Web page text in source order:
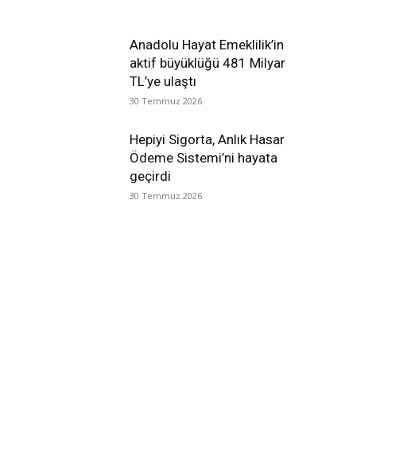
Anadolu Hayat Emeklilik’in
aktif büyüklüğü 481 Milyar
TL’ye ulaştı
30 Temmuz 2026
Hepiyi Sigorta, Anlık Hasar
Ödeme Sistemi’ni hayata
geçirdi
30 Temmuz 2026